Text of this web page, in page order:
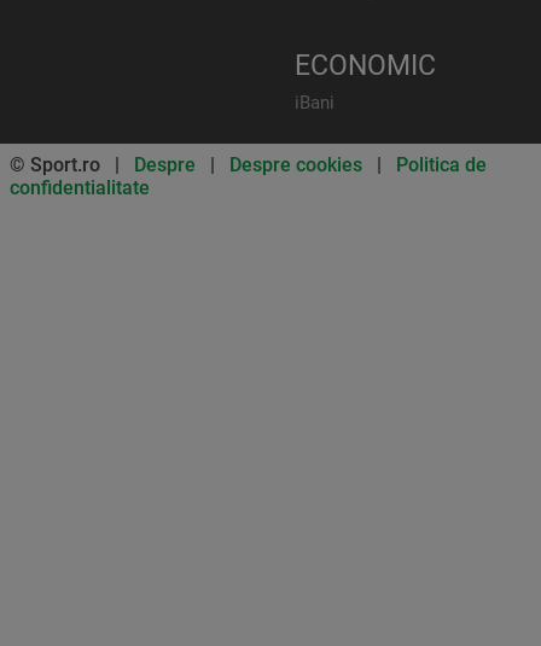
ECONOMIC
iBani
© Sport.ro | Despre | Despre cookies | Politica de
confidentialitate